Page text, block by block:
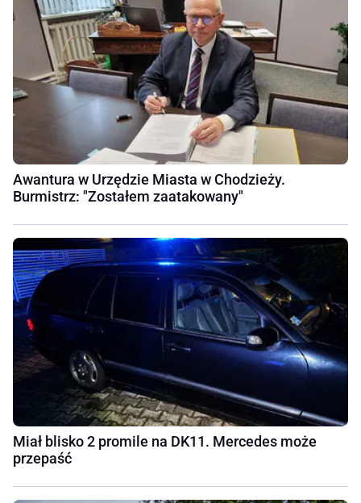
Awantura w Urzędzie Miasta w Chodzieży.
Burmistrz: "Zostałem zaatakowany"
Miał blisko 2 promile na DK11. Mercedes może
przepaść